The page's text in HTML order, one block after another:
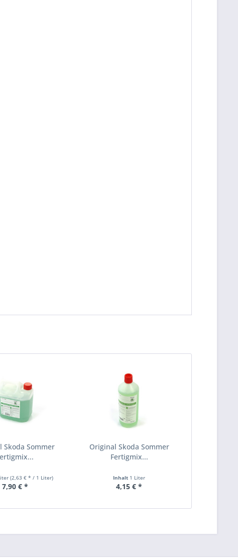
Skoda Sommer
(2,63 € * / 1 Liter)
7,90 € *
Original Skoda Sommer
Fertigmix...
Inhalt 1 Liter
4,15 € *